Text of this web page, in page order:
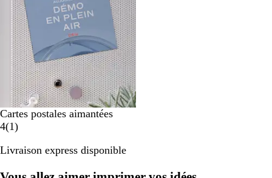
Cartes postales aimantées
4(1A
i
)
Livraison express disponible